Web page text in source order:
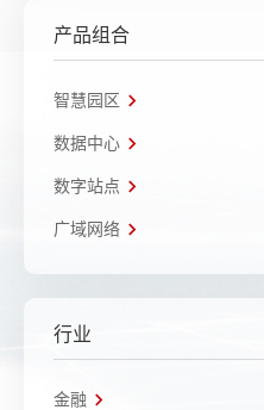
产品组合
智慧园区
数据中心
数字站点
广域网络
行业
金融